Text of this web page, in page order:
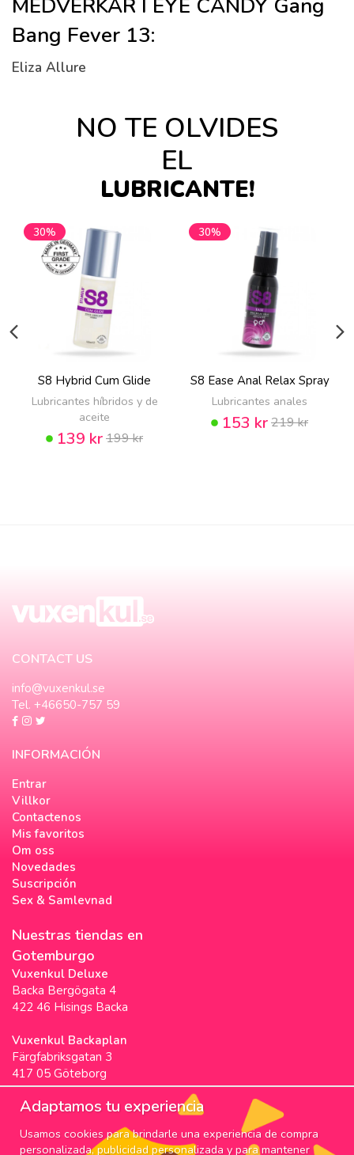
MEDVERKAR I EYE CANDY Gang
Bang Fever 13:
Eliza Allure
NO TE OLVIDES
EL
LUBRICANTE!
30%
S8 Hybrid Cum Glide
Lubricantes híbridos y de
aceite
139 kr199 kr
30%
S8 Ease Anal Relax Spray
Lubricantes anales
153 kr219 kr
CONTACT US
info@vuxenkul.se
Tel. +46650-757 59
INFORMACIÓN
Entrar
Villkor
Contactenos
Mis favoritos
Om oss
Novedades
Suscripción
Sex & Samlevnad
Nuestras tiendas en
Gotemburgo
Vuxenkul Deluxe
Backa Bergögata 4
422 46 Hisings Backa
Vuxenkul Backaplan
Färgfabriksgatan 3
417 05 Göteborg
Vuxenkul Stigscenter
Backa Bergögata 2
422 46 Hisings Backa
Adaptamos tu experiencia
Usamos cookies para brindarle una experiencia de compra
personalizada, publicidad personalizada y para mantener